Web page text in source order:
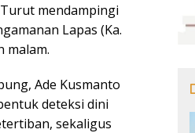
mendampingi
Lapas (Ka.
malam.
Ade Kusmanto
deteksi dini
sekaligus